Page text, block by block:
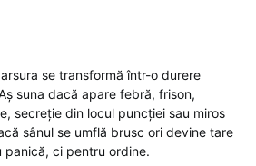
se transformă într-o durere
suna dacă apare febră, frison,
secreție din locul puncției sau miros
sânul se umflă brusc ori devine tare
panică, ci pentru ordine.